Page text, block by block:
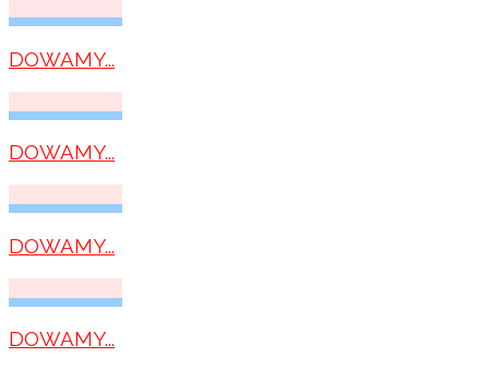
DOWAMY...
DOWAMY...
DOWAMY...
DOWAMY...